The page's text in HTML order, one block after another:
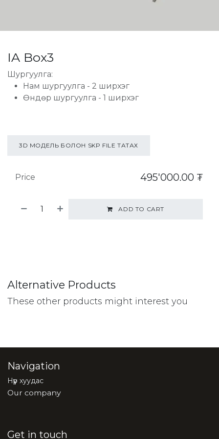
IA Box3
Шургуулга:
Нам шургуулга - 2 ширхэг
Өндөр шургуулга - 1 ширхэг
3D МОДЕЛЬ БОЛОН SKP FILE ТАТАХ
ADD TO CART
Price 495'000.00 ₮
Alternative Products
These other products might interest you
Navigation
Нүүр хуудас
Our company
Get in touch